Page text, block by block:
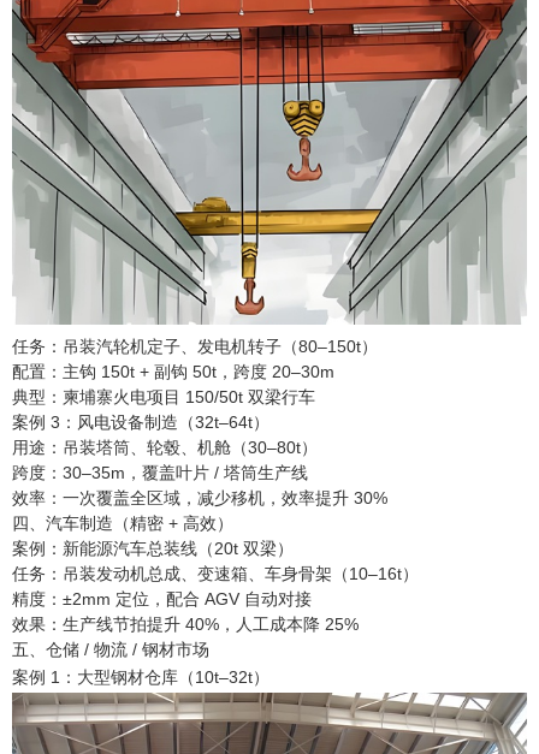
任务：吊装汽轮机定子、发电机转子（80–150t）
配置：主钩 150t + 副钩 50t，跨度 20–30m
典型：柬埔寨火电项目 150/50t 双梁行车
案例 3：风电设备制造（32t–64t）
用途：吊装塔筒、轮毂、机舱（30–80t）
跨度：30–35m，覆盖叶片 / 塔筒生产线
效率：一次覆盖全区域，减少移机，效率提升 30%
四、汽车制造（精密 + 高效）
案例：新能源汽车总装线（20t 双梁）
任务：吊装发动机总成、变速箱、车身骨架（10–16t）
精度：±2mm 定位，配合 AGV 自动对接
效果：生产线节拍提升 40%，人工成本降 25%
五、仓储 / 物流 / 钢材市场
案例 1：大型钢材仓库（10t–32t）